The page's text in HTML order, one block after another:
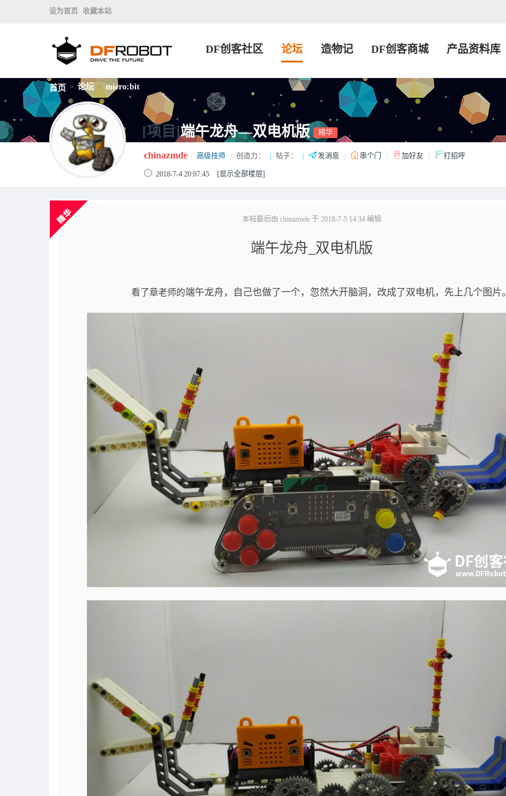
设为首页 收藏本站
DF创客社区 论坛 造物记 DF创客商城 产品资料库
首页 > 论坛 > micro:bit
[项目]端午龙舟—双电机版 精华
chinazmde 高级技师 创造力： 帖子： 发消息 串个门 加好友 打招呼
2018-7-4 20:07:45 [显示全部楼层]
本帖最后由 chinazmde 于 2018-7-5 14:34 编辑
端午龙舟_双电机版
看了章老师的端午龙舟，自己也做了一个，忽然大开脑洞，改成了双电机，先上几个图片。